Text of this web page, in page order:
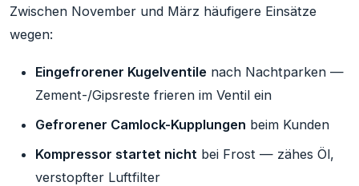
Zwischen November und März häufigere Einsätze
wegen:
Eingefrorener Kugelventile nach Nachtparken —
Zement-/Gipsreste frieren im Ventil ein
Gefrorener Camlock-Kupplungen beim Kunden
Kompressor startet nicht bei Frost — zähes Öl,
verstopfter Luftfilter